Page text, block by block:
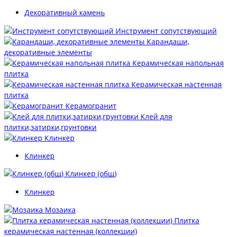
Декоративный камень
Инструмент сопутствующий
Карандаши,
декоративные элементы
Керамическая напольная
плитка
Керамическая настенная
плитка
Керамогранит
Клей для
плитки,затирки,грунтовки
Клинкер
Клинкер
Клинкер (общ)
Клинкер
Мозаика
Плитка
керамическая настенная (коллекции)